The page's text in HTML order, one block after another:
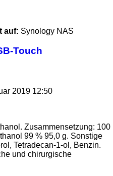
auf: Synology NAS
Touch
2019 12:50
Zusammensetzung: 100
99 % 95,0 g. Sonstige
Tetradecan-1-ol, Benzin.
und chirurgische